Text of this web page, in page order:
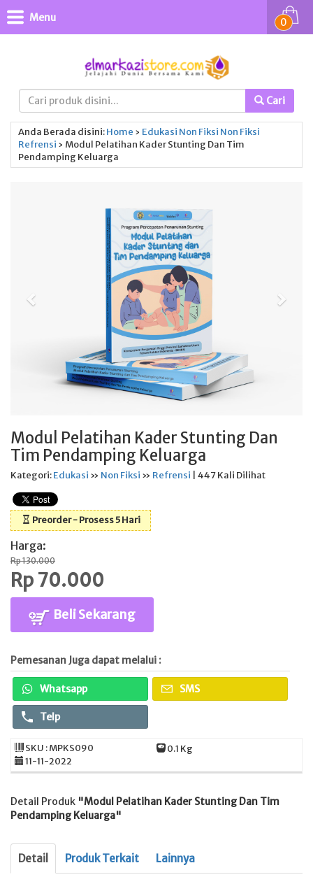
Cari
0
Menu
Anda Berada disini:Home › Edukasi Non Fiksi Non Fiksi
Refrensi › Modul Pelatihan Kader Stunting Dan Tim
Pendamping Keluarga
Modul Pelatihan Kader Stunting Dan
Tim Pendamping Keluarga
Kategori:Edukasi » Non Fiksi » Refrensi | 447 Kali Dilihat
Preorder - Prosess 5 Hari
Harga:
Rp 130.000
Rp 70.000
Beli Sekarang
Pemesanan Juga dapat melalui :
Whatsapp SMS
Telp
SKU : MPKS090
0.1 Kg
11-11-2022
Detail Produk "Modul Pelatihan Kader Stunting Dan Tim
Pendamping Keluarga"
Detail Produk Terkait Lainnya